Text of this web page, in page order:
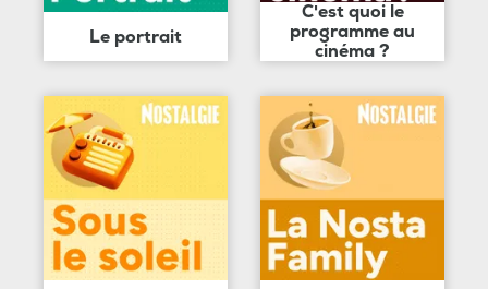
Le portrait
C'est quoi le
programme au
cinéma ?